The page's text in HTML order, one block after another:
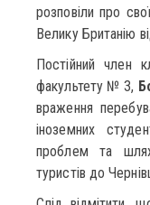
розповіли про
Велику Британію
Постійний член
факультету № 3,
враження
іноземних
проблем та
туристів до